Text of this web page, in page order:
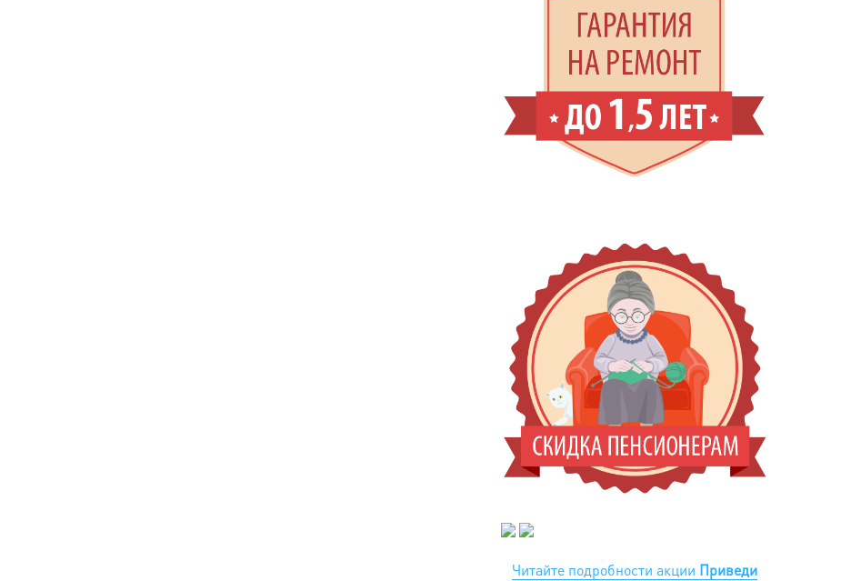
Читайте подробности акции Приведи